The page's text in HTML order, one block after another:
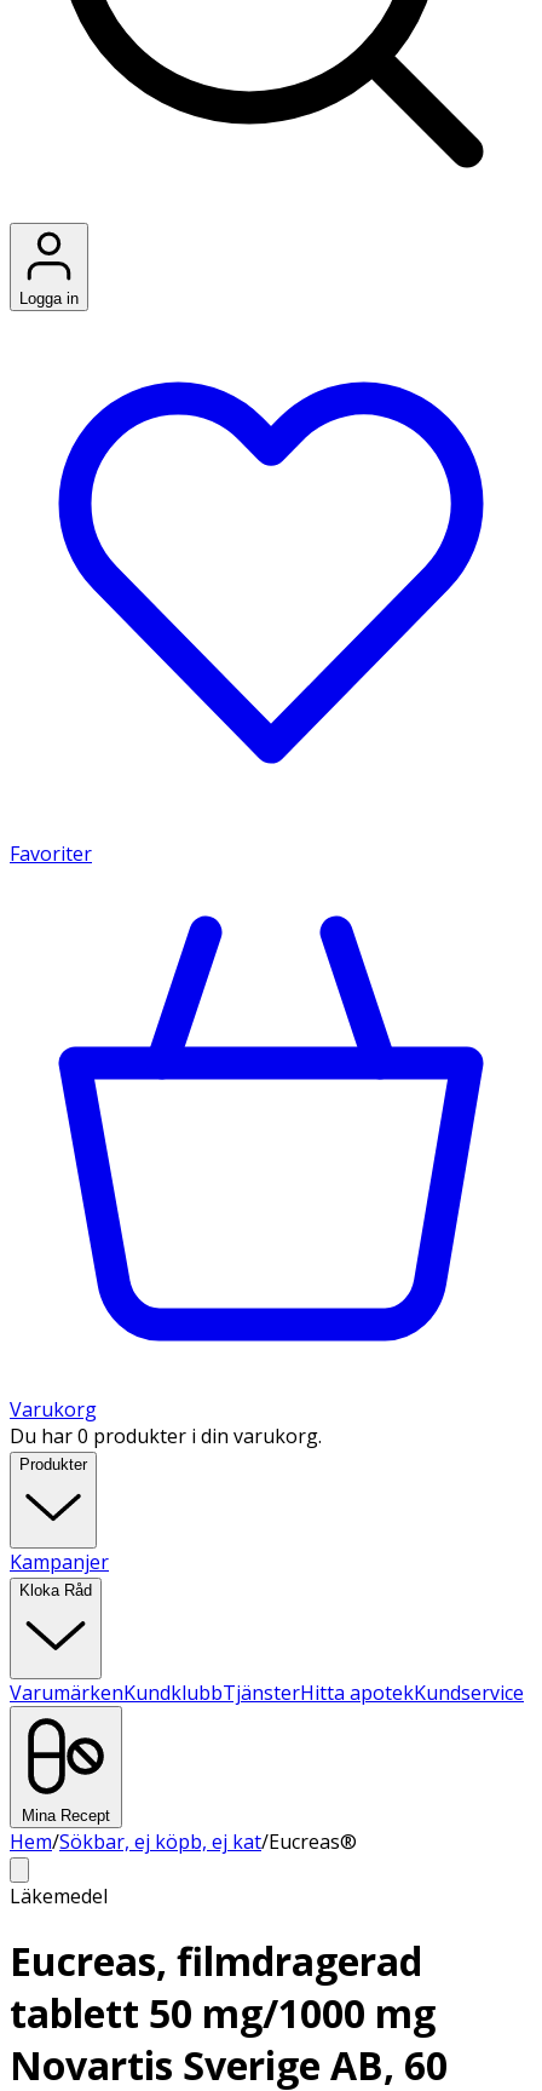
Logga in
Favoriter
Varukorg
Du har 0 produkter i din varukorg.
Produkter
Kampanjer
Kloka Råd
VarumärkenKundklubbTjänsterHitta apotekKundservice
Mina Recept
Hem/Sökbar, ej köpb, ej kat/Eucreas®
Läkemedel
Eucreas, filmdragerad
tablett 50 mg/1000 mg
Novartis Sverige AB, 60